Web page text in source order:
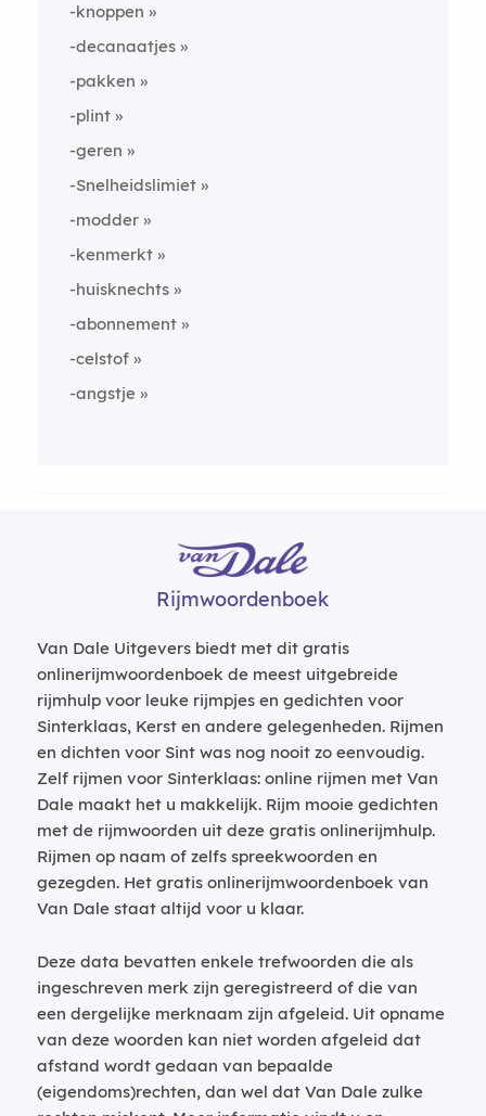
-knoppen
-decanaatjes
-pakken
-plint
-geren
-Snelheidslimiet
-modder
-kenmerkt
-huisknechts
-abonnement
-celstof
-angstje
Rijmwoordenboek
Van Dale Uitgevers biedt met dit gratis
onlinerijmwoordenboek de meest uitgebreide
rijmhulp voor leuke rijmpjes en gedichten voor
Sinterklaas, Kerst en andere gelegenheden. Rijmen
en dichten voor Sint was nog nooit zo eenvoudig.
Zelf rijmen voor Sinterklaas: online rijmen met Van
Dale maakt het u makkelijk. Rijm mooie gedichten
met de rijmwoorden uit deze gratis onlinerijmhulp.
Rijmen op naam of zelfs spreekwoorden en
gezegden. Het gratis onlinerijmwoordenboek van
Van Dale staat altijd voor u klaar.
Deze data bevatten enkele trefwoorden die als
ingeschreven merk zijn geregistreerd of die van
een dergelijke merknaam zijn afgeleid. Uit opname
van deze woorden kan niet worden afgeleid dat
afstand wordt gedaan van bepaalde
(eigendoms)rechten, dan wel dat Van Dale zulke